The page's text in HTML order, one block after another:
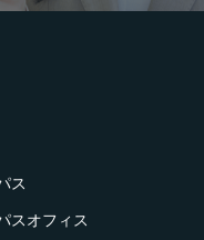
ス
スオフィス